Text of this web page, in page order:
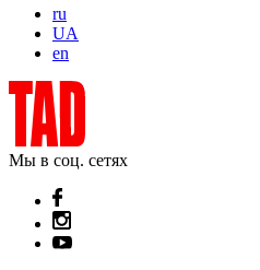
ru
UA
en
Мы в соц. сетях